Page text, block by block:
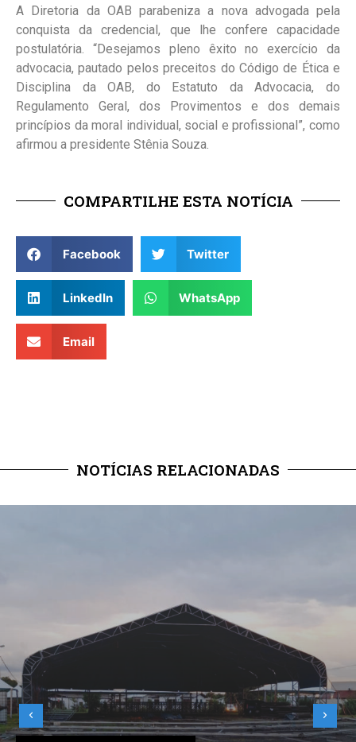
A Diretoria da OAB parabeniza a nova advogada pela
conquista da credencial, que lhe confere capacidade
postulatória. “Desejamos pleno êxito no exercício da
advocacia, pautado pelos preceitos do Código de Ética e
Disciplina da OAB, do Estatuto da Advocacia, do
Regulamento Geral, dos Provimentos e dos demais
princípios da moral individual, social e profissional”, como
afirmou a presidente Stênia Souza.
COMPARTILHE ESTA NOTÍCIA
Facebook Twitter
LinkedIn WhatsApp
Email
NOTÍCIAS RELACIONADAS